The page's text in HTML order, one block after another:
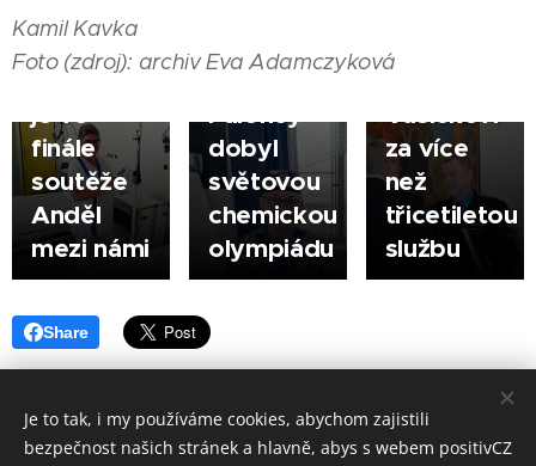
Kamil Kavka
Foto (zdroj): archiv Eva Adamczyková
Sestřička
Jarmila
Korčáková
je ve
finále
soutěže
Anděl
mezi námi
Šumperka
- Jan
Paloncý
dobyl
světovou
chemickou
olympiádu
policie
Jindřichu
Vašíčkovi
za více
než
třicetiletou
službu
Share
Made in positivCZ © 2026. Všechna práva vyhrazena.
Je to tak, i my používáme cookies, abychom zajistili
bezpečnost našich stránek a hlavně, abys s webem positivCZ